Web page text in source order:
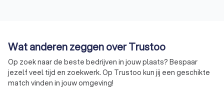
van het register.
Wat anderen zeggen over Trustoo
Op zoek naar de beste bedrijven in jouw plaats? Bespaar
jezelf veel tijd en zoekwerk. Op Trustoo kun jij een geschikte
match vinden in jouw omgeving!